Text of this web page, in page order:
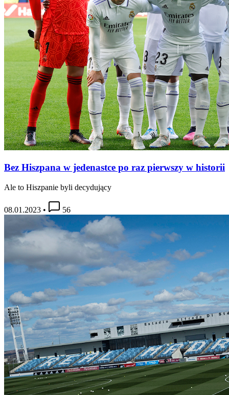
Bez Hiszpana w jedenastce po raz pierwszy w historii
Ale to Hiszpanie byli decydujący
08.01.2023 • 56